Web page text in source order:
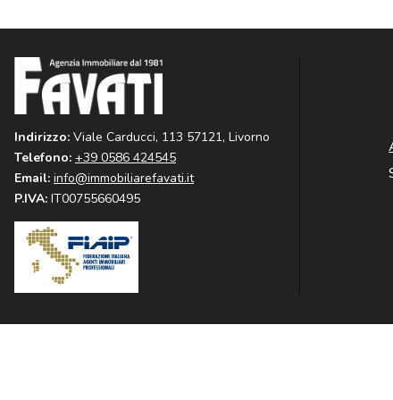
Indirizzo: Viale Carducci, 113 57121, Livorno
Telefono: +39 0586 424545
Email: info@immobiliarefavati.it
P.IVA: IT00755660495